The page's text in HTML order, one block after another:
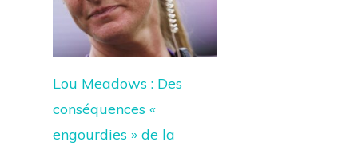
Lou Meadows : Des
conséquences «
engourdies » de la